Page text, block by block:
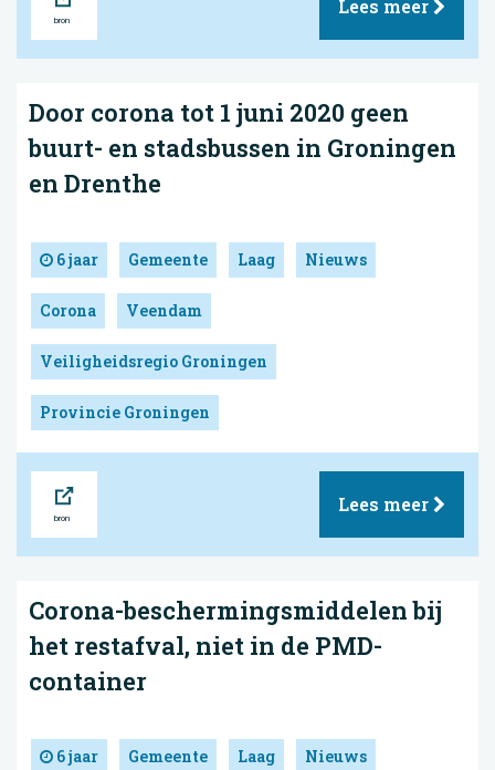
Lees meer
Door corona tot 1 juni 2020 geen
buurt- en stadsbussen in Groningen
en Drenthe
6 jaar Gemeente Laag Nieuws
Corona Veendam
Veiligheidsregio Groningen
Provincie Groningen
Lees meer
Corona-beschermingsmiddelen bij
het restafval, niet in de PMD-
container
6 jaar Gemeente Laag Nieuws